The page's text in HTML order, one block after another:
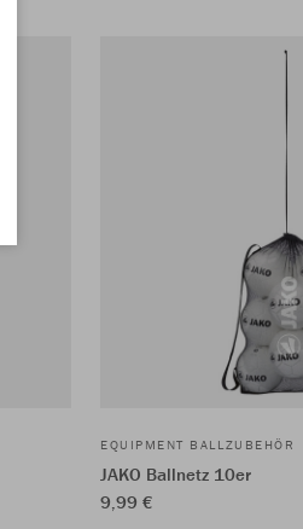
EQUIPMENT BALLZUBEHÖR
JAKO Ballnetz 10er
9,99 €